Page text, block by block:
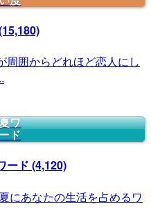
周囲からどれほど恋人にし
ワ
ード
ード (4,120)
にあなたの生活を占めるワ